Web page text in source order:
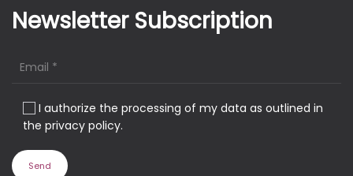
Newsletter Subscription
I authorize the processing of my data as outlined in
the privacy policy.